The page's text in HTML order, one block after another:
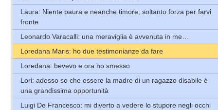
Laura: Niente paura e neanche timore, soltanto forza per farvi
fronte
Leonardo Varacalli: una meraviglia è avvenuta in me…
Loredana Maris: ho due testimonianze da fare
Loredana: bevevo e ora ho smesso
Lori: adesso so che essere la madre di un ragazzo disabile è
una grandissima opportunità
Luigi De Francesco: mi diverto a vedere lo stupore negli occhi